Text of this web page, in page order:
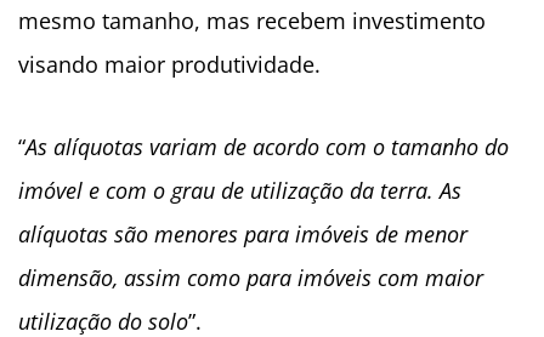
mesmo tamanho, mas recebem investimento
visando maior produtividade.
“As alíquotas variam de acordo com o tamanho do
imóvel e com o grau de utilização da terra. As
alíquotas são menores para imóveis de menor
dimensão, assim como para imóveis com maior
utilização do solo”.